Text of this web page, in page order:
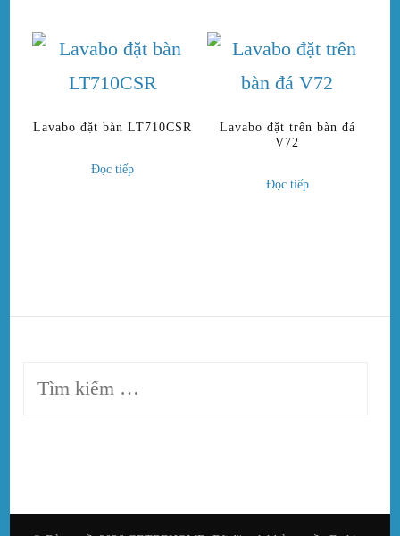
Lavabo đặt bàn LT710CSR
Đọc tiếp
Lavabo đặt trên bàn đá
V72
Đọc tiếp
Tìm